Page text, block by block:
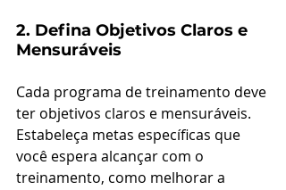
2. Defina Objetivos Claros e
Mensuráveis
Cada programa de treinamento deve
ter objetivos claros e mensuráveis.
Estabeleça metas específicas que
você espera alcançar com o
treinamento, como melhorar a